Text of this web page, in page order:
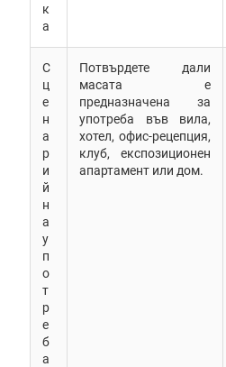
к
а
С
ц
е
н
а
р
и
й
н
а
у
п
о
т
р
е
б
а
Потвърдете дали
масата е
предназначена за
употреба във вила,
хотел, офис-рецепция,
клуб, експозиционен
апартамент или дом.